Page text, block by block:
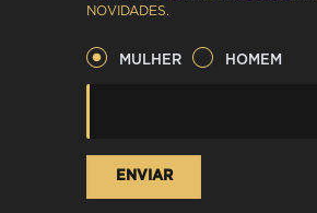
NOVIDADES.
MULHER HOMEM